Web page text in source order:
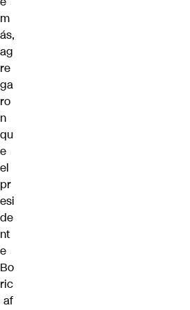
m
ás,
ag
re
ga
ro
n
qu
e
el
pr
esi
de
nt
e
Bo
ric
af